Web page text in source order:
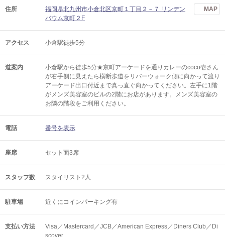
住所
福岡県北九州市小倉北区京町１丁目２－７ リンデン
バウム京町２F
MAP
アクセス 小倉駅徒歩5分
道案内
小倉駅から徒歩5分★京町アーケードを通りカレーのcoco壱さん
が右手側に見えたら横断歩道をリバーウォーク側に向かって渡り
アーケード出口付近まで真っ直ぐ向かってください。左手に1階
がメンズ美容室のビルの2階にお店があります。メンズ美容室の
お隣の階段をご利用ください。
電話 番号を表示
座席 セット面3席
スタッフ数 スタイリスト2人
駐車場 近くにコインパーキング有
支払い方法
Visa／Mastercard／JCB／American Express／Diners Club／Di